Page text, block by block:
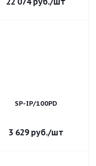
SP-IP/100PD
3 629руб./шт